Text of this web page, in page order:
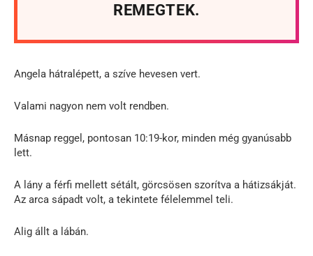
REMEGTEK.
Angela hátralépett, a szíve hevesen vert.
Valami nagyon nem volt rendben.
Másnap reggel, pontosan 10:19-kor, minden még gyanúsabb
lett.
A lány a férfi mellett sétált, görcsösen szorítva a hátizsákját.
Az arca sápadt volt, a tekintete félelemmel teli.
Alig állt a lábán.